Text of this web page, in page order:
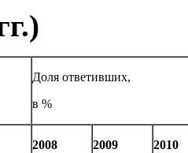
Доля ответивших,
в %
2008 2009 2010